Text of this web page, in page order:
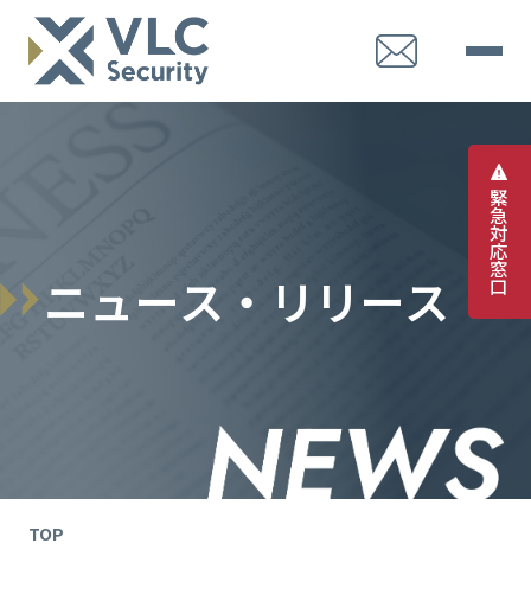
緊
急
対
応
窓
口
ニュース ・ リ リ ース
TOP